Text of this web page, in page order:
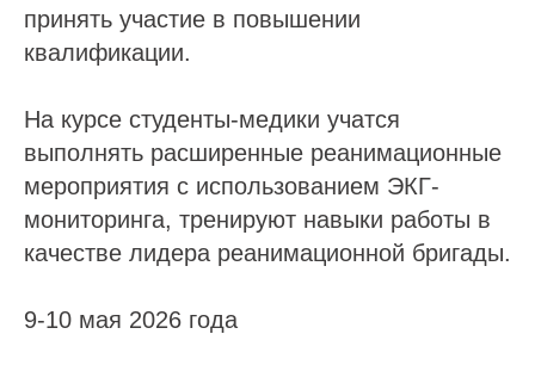
принять участие в повышении
квалификации.
На курсе студенты-медики учатся
выполнять расширенные реанимационные
мероприятия с использованием ЭКГ-
мониторинга, тренируют навыки работы в
качестве лидера реанимационной бригады.
9-10 мая 2026 года